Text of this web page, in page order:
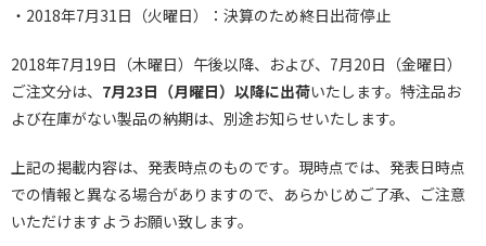
・2018年7月31日（火曜日）：決算のため終日出荷停止
2018年7月19日（木曜日）午後以降、および、7月20日（金曜日）
ご注文分は、 7月23日（月曜日）以降に出荷いたします。特注品お
よび在庫がない製品の納期は、別途お知らせいたします。
上記の掲載内容は、発表時点のものです。現時点では、発表日時点
での情報と異なる場合がありますので、あらかじめご了承、ご注意
いただけますようお願い致します。